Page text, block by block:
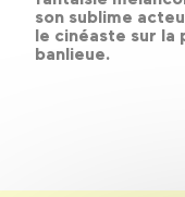
son sublime
le cinéaste sur la
banlieue.